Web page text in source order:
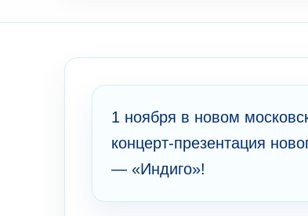
1 ноября в новом
концерт-презентация
— «Индиго»!